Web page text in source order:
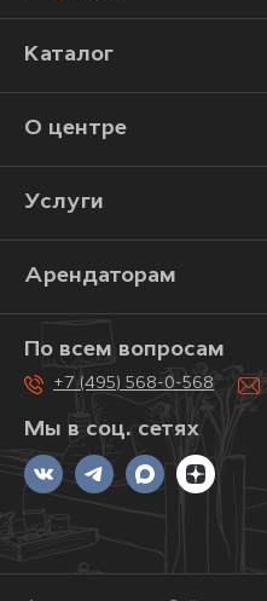
Каталог
О центре
Услуги
Арендаторам
Мы в соц. сетях
По всем вопросам
+7 (495) 568-0-568